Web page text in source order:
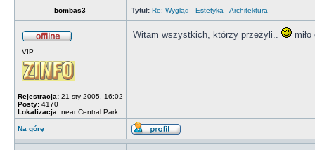
bombas3 Tytuł: Re: Wygląd - Estetyka - Architektura
VIP
Rejestracja: 21 sty 2005, 16:02
Posty: 4170
Lokalizacja: near Central Park
Witam wszystkich, którzy przeżyli..
Na górę